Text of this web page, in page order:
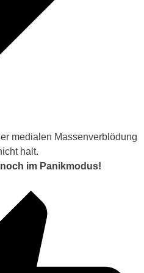
medialen Massenverblödung
halt.
im Panikmodus!